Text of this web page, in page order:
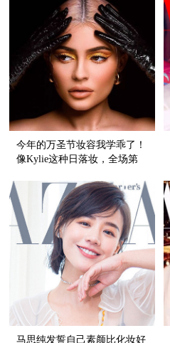
今年的万圣节妆容我学乖了！
像Kylie这种日落妆，全场第
马思纯发誓自己素颜比化妆好